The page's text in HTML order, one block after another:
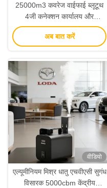
25000m3 कवरेज वाईफाई ब्लूटूथ
4जी कनेक्शन कार्यालय और
वाणिज्यिक उपयोग के लिए 800
मिलीलीटर तेल क्षमता के साथ स्मार्ट
अब बात करें
वीडियो
एल्यूमीनियम मिश्र धातु एचवीएसी सुगंध
विसारक 5000cbm केंद्रीय